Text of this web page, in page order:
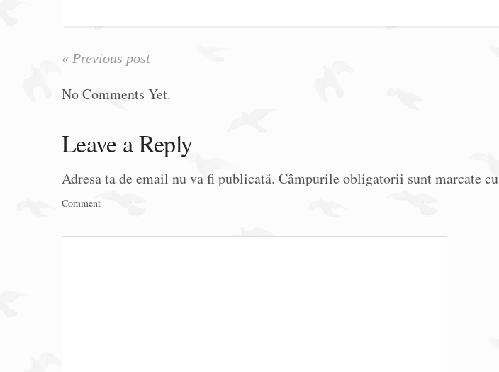
« Previous post
No Comments Yet.
Leave a Reply
Adresa ta de email nu va fi publicată. Câmpurile obligatorii sunt marcate cu
Comment